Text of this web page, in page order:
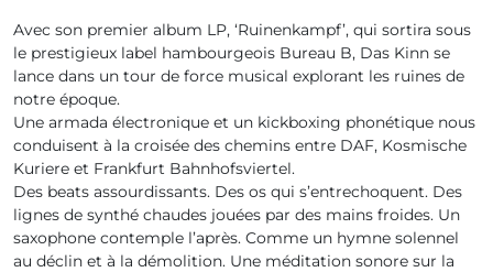
Avec son premier album LP, ‘Ruinenkampf’, qui sortira sous
le prestigieux label hambourgeois Bureau B, Das Kinn se
lance dans un tour de force musical explorant les ruines de
notre époque.
Une armada électronique et un kickboxing phonétique nous
conduisent à la croisée des chemins entre DAF, Kosmische
Kuriere et Frankfurt Bahnhofsviertel.
Des beats assourdissants. Des os qui s’entrechoquent. Des
lignes de synthé chaudes jouées par des mains froides. Un
saxophone contemple l’après. Comme un hymne solennel
au déclin et à la démolition. Une méditation sonore sur la